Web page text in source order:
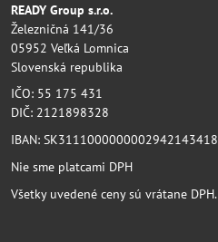
READY Group s.r.o.
Železničná 141/36
05952 Veľká Lomnica
Slovenská republika
IČO: 55 175 431
DIČ: 2121898328
IBAN: SK3111000000002942143418
Nie sme platcami DPH
Všetky uvedené ceny sú vrátane DPH.